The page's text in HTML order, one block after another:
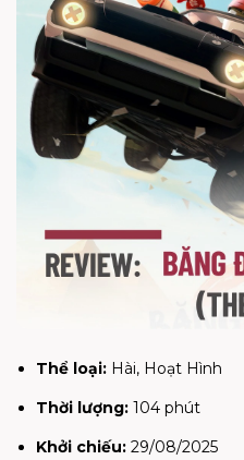
Thể loại: Hài, Hoạt Hình
Thời lượng: 104 phút
Khởi chiếu: 29/08/2025